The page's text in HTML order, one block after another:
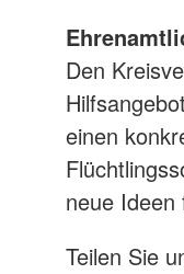
Den
einen
neue Ideen
Teilen Sie